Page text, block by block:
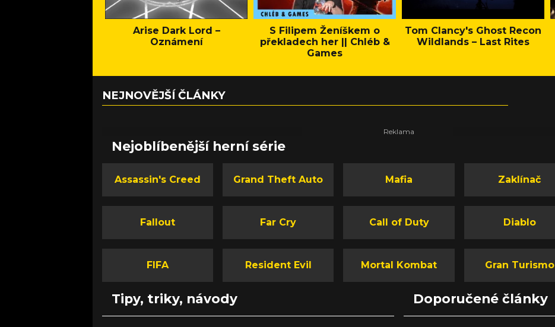
Arise Dark Lord –
Oznámení
S Filipem Ženíškem o
překladech her || Chléb &
Games
Tom Clancy's Ghost Recon
Wildlands – Last Rites
NEJNOVĚJŠÍ ČLÁNKY
Nejoblíbenější herní série
Assassin's Creed Grand Theft Auto Mafia Zaklínač
Fallout Far Cry Call of Duty Diablo
FIFA Resident Evil Mortal Kombat Gran Turismo
Tipy, triky, návody Doporučené články